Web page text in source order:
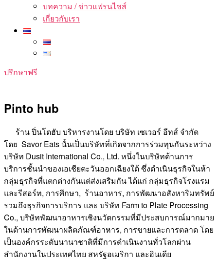
บทความ / ข่าวแฟรนไชส์
เกี่ยวกับเรา
ปรึกษาฟรี
Pinto hub
ร้าน ปิ่นโตฮับ บริหารงานโดย บริษัท เซเวอร์ อีทส์ จำกัด
โดย Savor Eats นั้นเป็นบริษัทที่เกิดจากการร่วมทุนกันระหว่าง
บริษัท Dusit International Co., Ltd. หนึ่งในบริษัทด้านการ
บริการชั้นนำของเอเชียตะวันออกเฉียงใต้ ซึ่งดำเนินธุรกิจในห้า
กลุ่มธุรกิจที่แตกต่างกันแต่ส่งเสริมกัน ได้แก่ กลุ่มธุรกิจโรงแรม
และรีสอร์ท, การศึกษา, ร้านอาหาร, การพัฒนาอสังหาริมทรัพย์
รวมถึงธุรกิจการบริการ และ บริษัท Farm to Plate Processing
Co., บริษัทพัฒนาอาหารเชิงนวัตกรรมที่มีประสบการณ์มากมาย
ในด้านการพัฒนาผลิตภัณฑ์อาหาร, การขายและการตลาด โดย
เป็นองค์กรระดับนานาชาติที่มีการดำเนินงานทั่วโลกผ่าน
สำนักงานในประเทศไทย สหรัฐอเมริกา และอินเดีย